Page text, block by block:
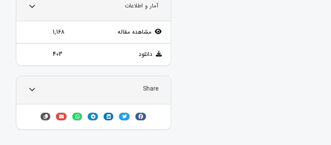
آمار و اطلاعات
مشاهده مقاله 1,168
دانلود 403
Share